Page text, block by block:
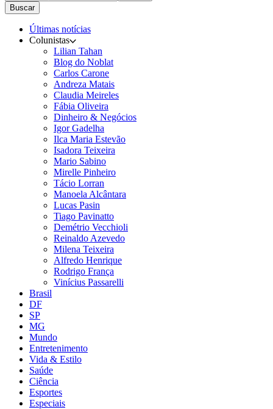
Buscar
Últimas notícias
Colunistas
Lilian Tahan
Blog do Noblat
Carlos Carone
Andreza Matais
Claudia Meireles
Fábia Oliveira
Dinheiro & Negócios
Igor Gadelha
Ilca Maria Estevão
Isadora Teixeira
Mario Sabino
Mirelle Pinheiro
Tácio Lorran
Manoela Alcântara
Lucas Pasin
Tiago Pavinatto
Demétrio Vecchioli
Reinaldo Azevedo
Milena Teixeira
Alfredo Henrique
Rodrigo França
Vinícius Passarelli
Brasil
DF
SP
MG
Mundo
Entretenimento
Vida & Estilo
Saúde
Ciência
Esportes
Especiais